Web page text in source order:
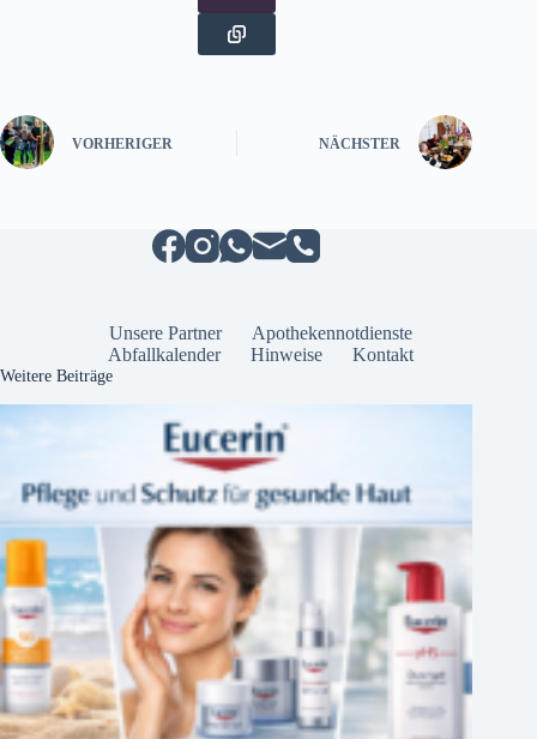
VORHERIGER NÄCHSTER
Unsere Partner
Apothekennotdienste
Abfallkalender
Hinweise Kontakt
Weitere Beiträge